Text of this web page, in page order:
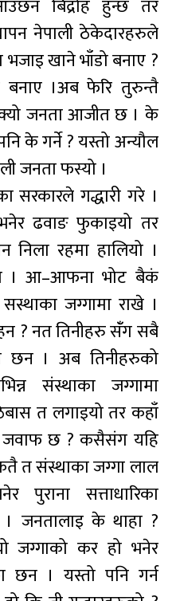
बिद्रोह हुन्छ तर
नेपाली ठेकेदारहरुले
खाने भाँडो बनाए ?
।अब फेरि तुरुन्तै
जनता आजीत छ । के
के गर्ने ? यस्तो अन्यौल
जनता फस्यो ।
सरकारले गद्धारी गरे ।
ढवाङ फुकाइयो तर
रहमा हालियो ।
। आ–आफना भोट बैकं
जग्गामा राखे ।
? नत तिनीहरु सँंग सबै
छन । अब तिनीहरुको
संस्थाका जग्गामा
त लगाइयो तर कहाँ
जवाफ छ ? कसैसंग यहि
त संस्थाका जग्गा लाल
पुराना सत्ताधारिका
। जनतालाइ के थाहा ?
जग्गाको कर हो भनेर
छन । यस्तो पनि गर्न